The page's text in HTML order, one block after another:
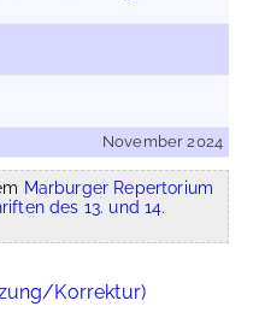
November 2024
Marburger Repertorium
des 13. und 14.
Korrektur)